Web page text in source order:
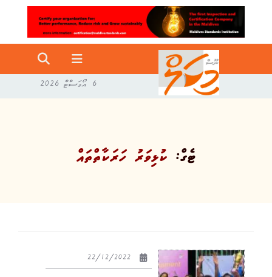
6 އޯގަސްޓް 2026
ޓެގް: ކުޅިވަރު ހަރަކާތްތައް